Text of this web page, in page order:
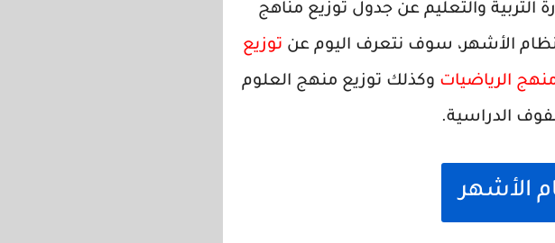
التربية والتعليم عن جدول توزيع مناهج
توزيع
الرياضيات وكذلك توزيع منهج العلوم
الدراسية.